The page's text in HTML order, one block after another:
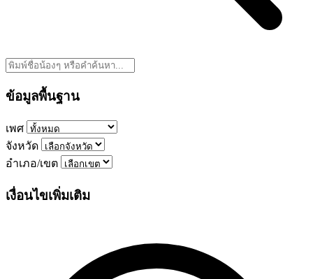
ข้อมูลพื้นฐาน
เพศ
จังหวัด
อำเภอ/เขต
เงื่อนไขเพิ่มเติม